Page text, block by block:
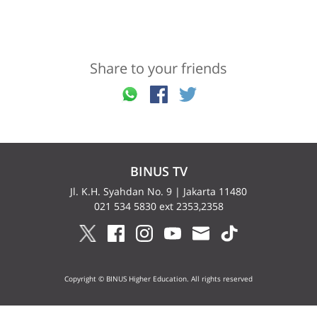
Share to your friends
BINUS TV
Jl. K.H. Syahdan No. 9 | Jakarta 11480
021 534 5830 ext 2353,2358
Copyright © BINUS Higher Education. All rights reserved